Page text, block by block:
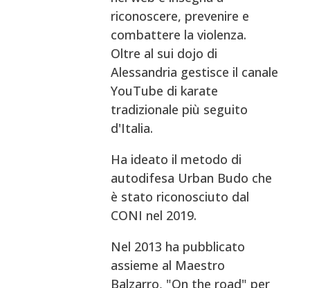
riconoscere, prevenire e
combattere la violenza.
Oltre al sui dojo di
Alessandria gestisce il canale
YouTube di karate
tradizionale più seguito
d'Italia.
Ha ideato il metodo di
autodifesa Urban Budo che
è stato riconosciuto dal
CONI nel 2019.
Nel 2013 ha pubblicato
assieme al Maestro
Balzarro, "On the road" per